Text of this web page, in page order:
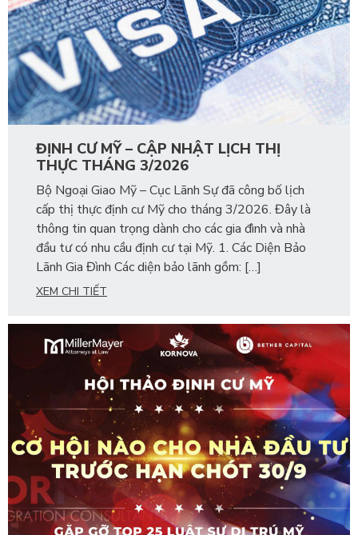
ĐỊNH CƯ MỸ – CẬP NHẬT LỊCH THỊ
THỰC THÁNG 3/2026
Bộ Ngoại Giao Mỹ – Cục Lãnh Sự đã công bố lịch
cấp thị thực định cư Mỹ cho tháng 3/2026. Đây là
thông tin quan trọng dành cho các gia đình và nhà
đầu tư có nhu cầu định cư tại Mỹ. 1. Các Diện Bảo
Lãnh Gia Đình Các diện bảo lãnh gồm: […]
XEM CHI TIẾT